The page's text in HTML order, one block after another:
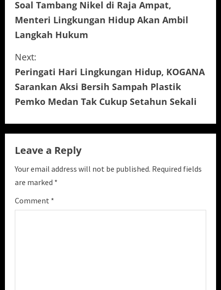
o
n
t
i
n
e
R
e
a
Soal Tambang Nikel di Raja Ampat,
Menteri Lingkungan Hidup Akan Ambil
Langkah Hukum
Next:
Peringati Hari Lingkungan Hidup, KOGANA
Sarankan Aksi Bersih Sampah Plastik
Pemko Medan Tak Cukup Setahun Sekali
Leave a Reply
Your email address will not be published. Required fields
are marked *
Comment *